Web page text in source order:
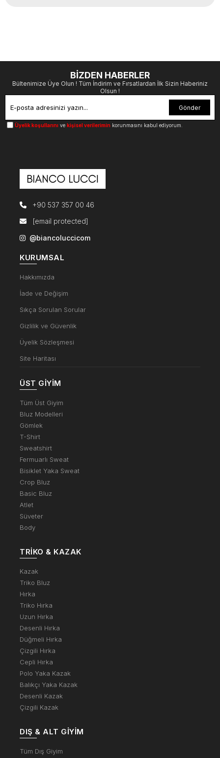
BİZDEN HABERLER
Bültenimize Üye Olun ! Tüm İndirim ve Fırsatlardan İlk Sizin Haberiniz
Olsun !
Gönder
Üyelik koşullarını ve kişisel verilerimin korunmasını kabul ediyorum.
+90 537 357 00 46
[email protected]
@biancoluccicom
KURUMSAL
Hakkımızda
İade ve Değişim
Sıkça Sorulan Sorular
Gizlilik ve Güvenlik
Üyelik Sözleşmesi
Site Haritası
ÜST GIYIM
Tüm Üst Giyim
Bluz Modelleri
Gömlek
T-Shirt
Sweatshirt
Fermuarlı Sweat
Bisiklet Yaka Sweat
Crop Bluz
Basic Bluz
Atlet
Süveter
Body
TRIKO & KAZAK
Kazak
Triko Bluz
Hırka
Triko Hırka
Uzun Hırka
Desenli Hırka
Düğmeli Hırka
Çizgili Hırka
Cepli Hırka
Polo Yaka Kazak
Balıkçı Yaka Kazak
Desenli Kazak
Çizgili Kazak
DIŞ & ALT GIYIM
Tüm Dış Giyim